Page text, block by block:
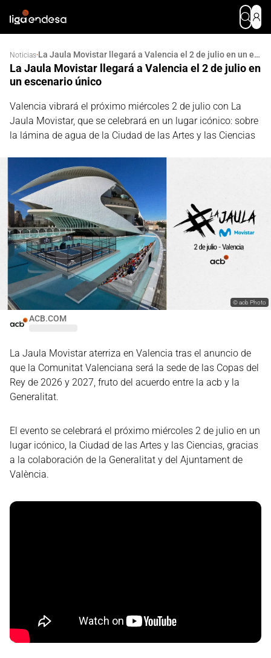
Noticias· La Jaula Movistar llegará a Valencia el 2 de julio en un escenario único
La Jaula Movistar llegará a Valencia el 2 de julio en
un escenario único
Valencia vibrará el próximo miércoles 2 de julio con La
Jaula Movistar, que se celebrará en un lugar icónico: sobre
la lámina de agua de la Ciudad de las Artes y las Ciencias
ACB.COM
©acb Photo
La Jaula Movistar aterriza en Valencia tras el anuncio de
que la Comunitat Valenciana será la sede de las Copas del
Rey de 2026 y 2027, fruto del acuerdo entre la acb y la
Generalitat.
El evento se celebrará el próximo miércoles 2 de julio en un
lugar icónico, la Ciudad de las Artes y las Ciencias, gracias
a la colaboración de la Generalitat y del Ajuntament de
València.